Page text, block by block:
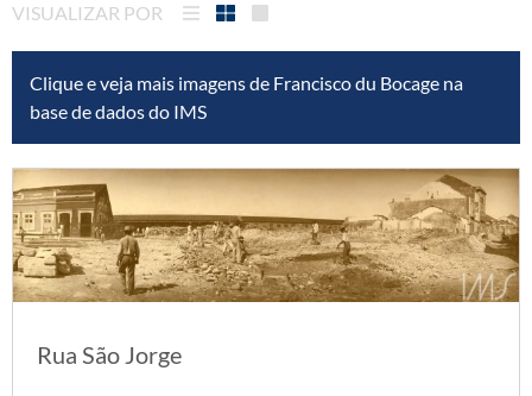
VISUALIZAR POR
Clique e veja mais imagens de Francisco du Bocage na
base de dados do IMS
Rua São Jorge